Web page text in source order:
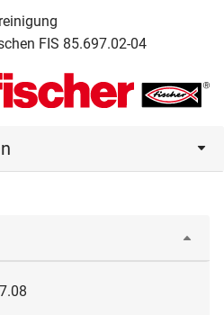
FIS 85.697.02-04